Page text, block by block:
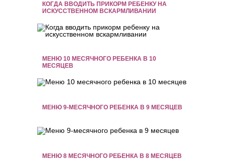
КОГДА ВВОДИТЬ ПРИКОРМ РЕБЕНКУ НА
ИСКУССТВЕННОМ ВСКАРМЛИВАНИИ
МЕНЮ 10 МЕСЯЧНОГО РЕБЕНКА В 10
МЕСЯЦЕВ
МЕНЮ 9-МЕСЯЧНОГО РЕБЕНКА В 9 МЕСЯЦЕВ
МЕНЮ 8 МЕСЯЧНОГО РЕБЕНКА В 8 МЕСЯЦЕВ